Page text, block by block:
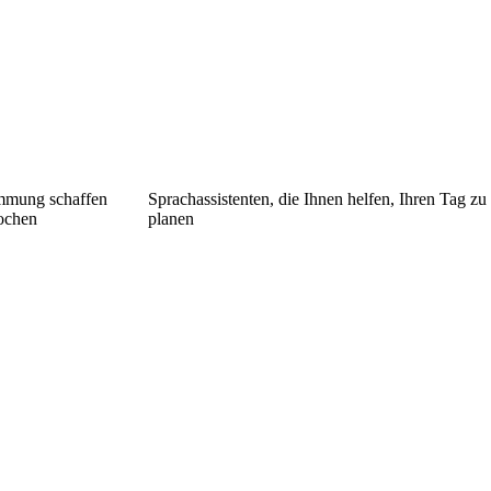
schaffen
Sprachassistenten, die Ihnen helfen, Ihren Tag zu
planen